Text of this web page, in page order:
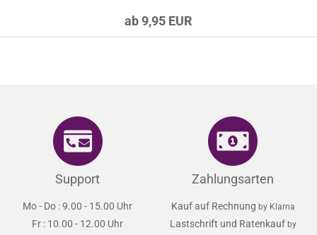
ab 9,95 EUR
Support
Mo - Do : 9.00 - 15.00 Uhr
Fr : 10.00 - 12.00 Uhr
Zahlungsarten
Kauf auf Rechnung by Klarna
Lastschrift und Ratenkauf by